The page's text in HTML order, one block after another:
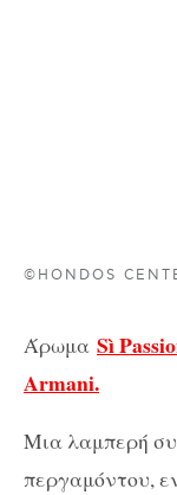
©HONDOS
Άρωμα Sì
Armani.
Μια λαμπερή
περγαμόντου,